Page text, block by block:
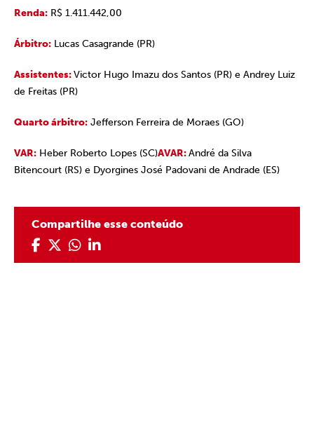
Renda: R$ 1.411.442,00
Árbitro: Lucas Casagrande (PR)
Assistentes:Victor Hugo Imazu dos Santos (PR) e Andrey Luiz
de Freitas (PR)
Quarto árbitro: Jefferson Ferreira de Moraes (GO)
VAR: Heber Roberto Lopes (SC)AVAR:André da Silva
Bitencourt (RS) e Dyorgines José Padovani de Andrade (ES)
Compartilhe esse conteúdo